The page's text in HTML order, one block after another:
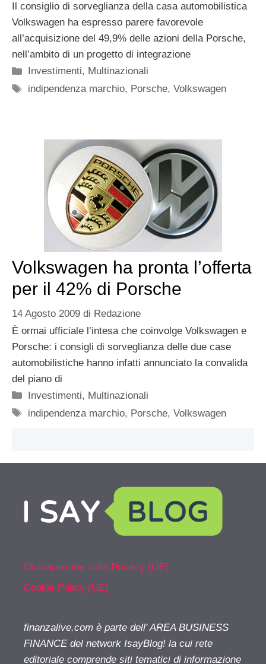
Il consiglio di sorveglianza della casa automobilistica
Volkswagen ha espresso parere favorevole
all’acquisizione del 49,9% delle azioni della Porsche,
nell’ambito di un progetto di integrazione
Categorie
Investimenti, Multinazionali
Tag
indipendenza marchio, Porsche,Volkswagen
Volkswagen ha pronta l’offerta
per il 42% di Porsche
14 Agosto 2009 di Redazione
È ormai ufficiale l’intesa che coinvolge Volkswagen e
Porsche: i consigli di sorveglianza delle due case
automobilistiche hanno infatti annunciato la convalida
del piano di
Categorie
Investimenti, Multinazionali
Tag
indipendenza marchio, Porsche,Volkswagen
Dichiarazione sulla Privacy (UE)
Cookie Policy (UE)
finanzalive.com è parte dell' AREA BUSINESS
FINANCE del network IsayBlog! la cui rete
editoriale comprende siti tematici di informazione